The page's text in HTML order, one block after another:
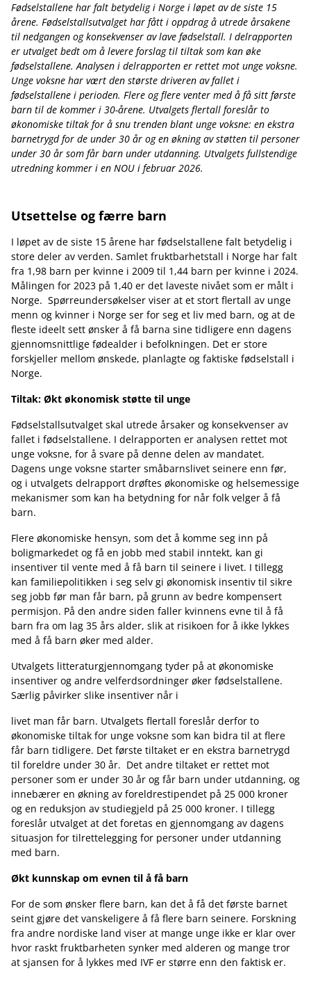
Fødselstallene har falt betydelig i Norge i løpet av de siste 15
årene. Fødselstallsutvalget har fått i oppdrag å utrede årsakene
til nedgangen og konsekvenser av lave fødselstall. I delrapporten
er utvalget bedt om å levere forslag til tiltak som kan øke
fødselstallene. Analysen i delrapporten er rettet mot unge voksne.
Unge voksne har vært den største driveren av fallet i
fødselstallene i perioden. Flere og flere venter med å få sitt første
barn til de kommer i 30-årene. Utvalgets flertall foreslår to
økonomiske tiltak for å snu trenden blant unge voksne: en ekstra
barnetrygd for de under 30 år og en økning av støtten til personer
under 30 år som får barn under utdanning. Utvalgets fullstendige
utredning kommer i en NOU i februar 2026.
Utsettelse og færre barn
I løpet av de siste 15 årene har fødselstallene falt betydelig i
store deler av verden. Samlet fruktbarhetstall i Norge har falt
fra 1,98 barn per kvinne i 2009 til 1,44 barn per kvinne i 2024.
Målingen for 2023 på 1,40 er det laveste nivået som er målt i
Norge. Spørreundersøkelser viser at et stort flertall av unge
menn og kvinner i Norge ser for seg et liv med barn, og at de
fleste ideelt sett ønsker å få barna sine tidligere enn dagens
gjennomsnittlige fødealder i befolkningen. Det er store
forskjeller mellom ønskede, planlagte og faktiske fødselstall i
Norge.
Tiltak: Økt økonomisk støtte til unge
Fødselstallsutvalget skal utrede årsaker og konsekvenser av
fallet i fødselstallene. I delrapporten er analysen rettet mot
unge voksne, for å svare på denne delen av mandatet.
Dagens unge voksne starter småbarnslivet seinere enn før,
og i utvalgets delrapport drøftes økonomiske og helsemessige
mekanismer som kan ha betydning for når folk velger å få
barn.
Flere økonomiske hensyn, som det å komme seg inn på
boligmarkedet og få en jobb med stabil inntekt, kan gi
insentiver til vente med å få barn til seinere i livet. I tillegg
kan familiepolitikken i seg selv gi økonomisk insentiv til sikre
seg jobb før man får barn, på grunn av bedre kompensert
permisjon. På den andre siden faller kvinnens evne til å få
barn fra om lag 35 års alder, slik at risikoen for å ikke lykkes
med å få barn øker med alder.
Utvalgets litteraturgjennomgang tyder på at økonomiske
insentiver og andre velferdsordninger øker fødselstallene.
Særlig påvirker slike insentiver når i
livet man får barn. Utvalgets flertall foreslår derfor to
økonomiske tiltak for unge voksne som kan bidra til at flere
får barn tidligere. Det første tiltaket er en ekstra barnetrygd
til foreldre under 30 år. Det andre tiltaket er rettet mot
personer som er under 30 år og får barn under utdanning, og
innebærer en økning av foreldrestipendet på 25 000 kroner
og en reduksjon av studiegjeld på 25 000 kroner. I tillegg
foreslår utvalget at det foretas en gjennomgang av dagens
situasjon for tilrettelegging for personer under utdanning
med barn.
Økt kunnskap om evnen til å få barn
For de som ønsker flere barn, kan det å få det første barnet
seint gjøre det vanskeligere å få flere barn seinere. Forskning
fra andre nordiske land viser at mange unge ikke er klar over
hvor raskt fruktbarheten synker med alderen og mange tror
at sjansen for å lykkes med IVF er større enn den faktisk er.